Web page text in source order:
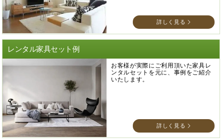
詳しく見る
レンタル家具セット例
お客様が実際にご利用頂いた家具レ
ンタルセットを元に、事例をご紹介
いたします。
詳しく見る